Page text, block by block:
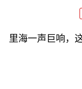
里海一声巨响，